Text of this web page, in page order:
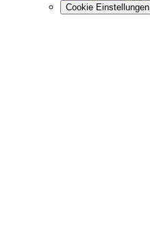
Cookie Einstellungen